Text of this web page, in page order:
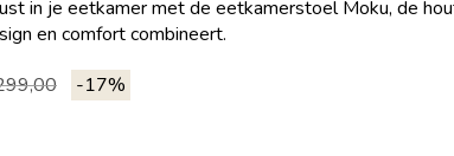
in je eetkamer met de eetkamerstoel Moku, de
en comfort combineert.
-17%